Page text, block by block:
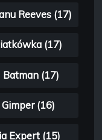
Reeves (17)
(17)
Batman (17)
Gimper (16)
Expert (15)